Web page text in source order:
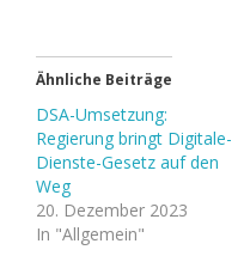
Ähnliche Beiträge
DSA-Umsetzung:
Regierung bringt Digitale-
Dienste-Gesetz auf den
Weg
20. Dezember 2023
In "Allgemein"